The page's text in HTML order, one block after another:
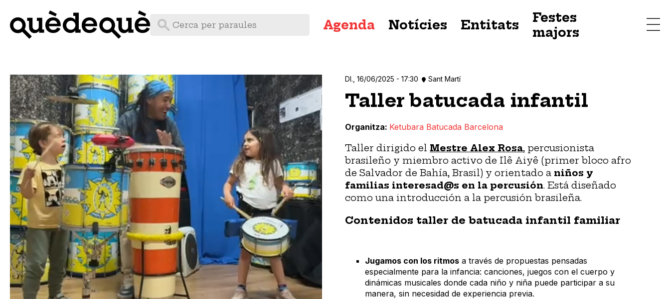
principal
Agenda Notícies Entitats
Festes
majors
Dl., 16/06/2025 - 17:30 Sant Martí
Taller batucada infantil
Organitza Ketubara Batucada Barcelona
Taller dirigido el Mestre Alex Rosa, percusionista
brasileño y miembro activo de Ilê Aiyê (primer bloco afro
de Salvador de Bahía, Brasil) y orientado a niños y
familias interesad@s en la percusión. Está diseñado
como una introducción a la percusión brasileña.
Contenidos taller de batucada infantil familiar
Jugamos con los ritmos a través de propuestas pensadas
especialmente para la infancia: canciones, juegos con el cuerpo y
dinámicas musicales donde cada niño y niña puede participar a su
manera, sin necesidad de experiencia previa.